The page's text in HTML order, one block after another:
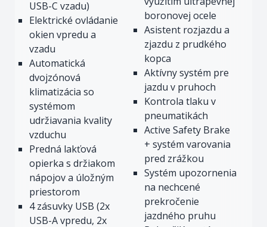
USB-C vzadu)
Elektrické ovládanie
okien vpredu a
vzadu
Automatická
dvojzónová
klimatizácia so
systémom
udržiavania kvality
vzduchu
Predná lakťová
opierka s držiakom
nápojov a úložným
priestorom
4 zásuvky USB (2x
USB-A vpredu, 2x
boronovej ocele
Asistent rozjazdu a
zjazdu z prudkého
kopca
Aktívny systém pre
jazdu v pruhoch
Kontrola tlaku v
pneumatikách
Active Safety Brake
+ systém varovania
pred zrážkou
Systém upozornenia
na nechcené
prekročenie
jazdného pruhu